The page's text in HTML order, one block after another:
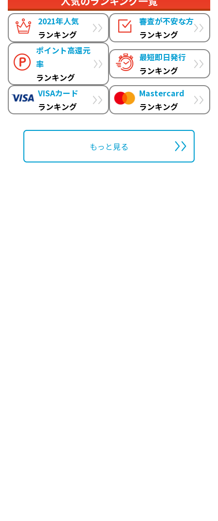
2021年人気
ランキング
審査が不安な方
ランキング
ポイント高還元
率
ランキング
最短即日発行
ランキング
VISAカード
ランキング
Mastercard
ランキング
もっと見る